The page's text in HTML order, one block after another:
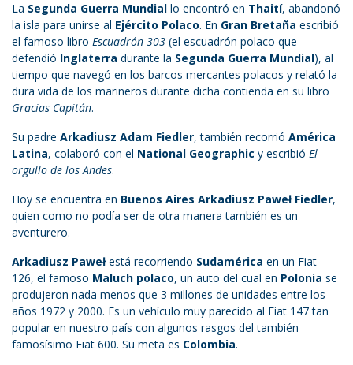
La Segunda Guerra Mundial lo encontró en Thaití, abandonó
la isla para unirse al Ejército Polaco. En Gran Bretaña escribió
el famoso libro Escuadrón 303 (el escuadrón polaco que
defendió Inglaterra durante la Segunda Guerra Mundial), al
tiempo que navegó en los barcos mercantes polacos y relató la
dura vida de los marineros durante dicha contienda en su libro
Gracias Capitán.
Su padre Arkadiusz Adam Fiedler, también recorrió América
Latina, colaboró con el National Geographic y escribió El
orgullo de los Andes.
Hoy se encuentra en Buenos Aires Arkadiusz Paweł Fiedler,
quien como no podía ser de otra manera también es un
aventurero.
Arkadiusz Pawełestá recorriendo Sudamérica en un Fiat
126, el famoso Maluch polaco, un auto del cual en Polonia se
produjeron nada menos que 3 millones de unidades entre los
años 1972 y 2000. Es un vehículo muy parecido al Fiat 147 tan
popular en nuestro país con algunos rasgos del también
famosísimo Fiat 600. Su meta es Colombia.